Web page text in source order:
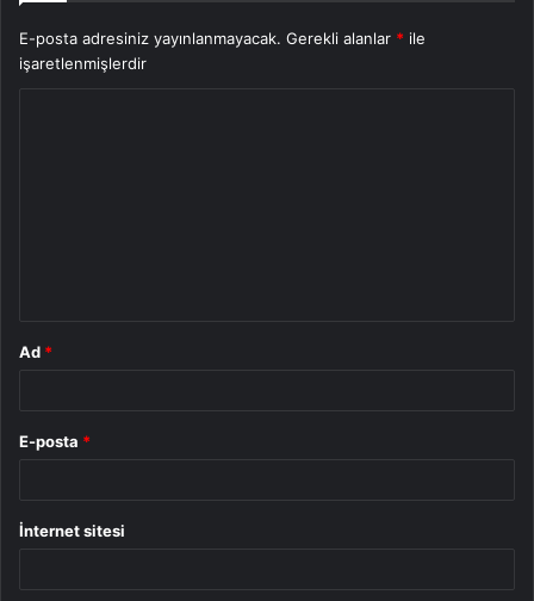
E-posta adresiniz yayınlanmayacak. Gerekli alanlar * ile
işaretlenmişlerdir
Ad *
E-posta *
İnternet sitesi